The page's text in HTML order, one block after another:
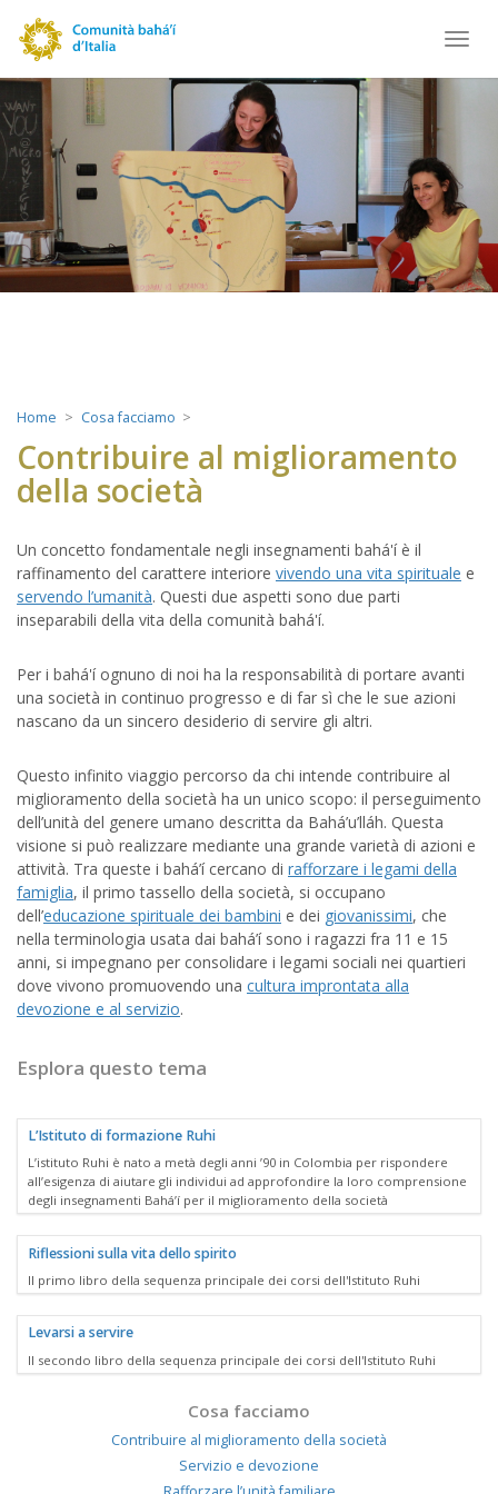
Home Cosa facciamo
Contribuire al miglioramento
della società
Un concetto fondamentale negli insegnamenti bahá'í è il
raffinamento del carattere interiore vivendo una vita spirituale e
servendo l’umanità. Questi due aspetti sono due parti
inseparabili della vita della comunità bahá'í.
Per i bahá'í ognuno di noi ha la responsabilità di portare avanti
una società in continuo progresso e di far sì che le sue azioni
nascano da un sincero desiderio di servire gli altri.
Questo infinito viaggio percorso da chi intende contribuire al
miglioramento della società ha un unico scopo: il perseguimento
dell’unità del genere umano descritta da Bahá’u’lláh. Questa
visione si può realizzare mediante una grande varietà di azioni e
attività. Tra queste i bahá’í cercano di rafforzare i legami della
famiglia, il primo tassello della società, si occupano
dell’educazione spirituale dei bambini e dei giovanissimi, che
nella terminologia usata dai bahá’í sono i ragazzi fra 11 e 15
anni, si impegnano per consolidare i legami sociali nei quartieri
dove vivono promuovendo una cultura improntata alla
devozione e al servizio.
Esplora questo tema
L’Istituto di formazione Ruhi
L’istituto Ruhi è nato a metà degli anni ’90 in Colombia per rispondere
all’esigenza di aiutare gli individui ad approfondire la loro comprensione
degli insegnamenti Bahá’í per il miglioramento della società
Riflessioni sulla vita dello spirito
Il primo libro della sequenza principale dei corsi dell'Istituto Ruhi
Levarsi a servire
Il secondo libro della sequenza principale dei corsi dell'Istituto Ruhi
Cosa facciamo
Contribuire al miglioramento della società
Servizio e devozione